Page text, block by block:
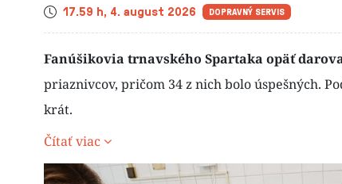
Čas
17.59 h, 4. august 2026 DOPRAVNÝ SERVIS
Fanúšikovia trnavského Spartaka opäť
priaznivcov, pričom 34 z nich bolo úspešných.
krát.
Čítať viac